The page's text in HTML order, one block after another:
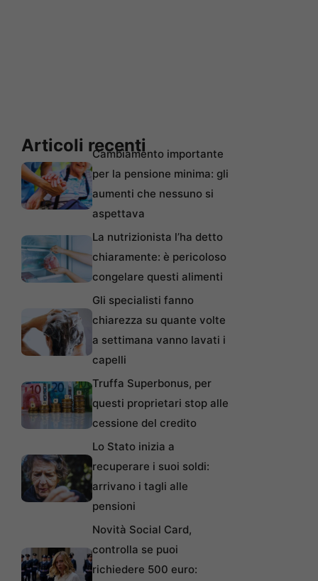
Articoli recentiCambiamento importante
per la pensione minima: gli
aumenti che nessuno si
aspettava
La nutrizionista l’ha detto
chiaramente: è pericoloso
congelare questi alimenti
Gli specialisti fanno
chiarezza su quante volte
a settimana vanno lavati i
capelli
Truffa Superbonus, per
questi proprietari stop alle
cessione del credito
Lo Stato inizia a
recuperare i suoi soldi:
arrivano i tagli alle
pensioni
Novità Social Card,
controlla se puoi
richiedere 500 euro: